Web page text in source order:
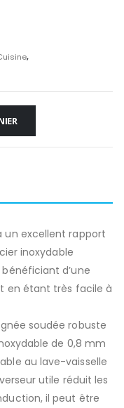
,
un excellent rapport
inoxydable
d’une
en étant très facile à
soudée robuste
de 0,8 mm
au lave-vaisselle
utile réduit les
il peut être